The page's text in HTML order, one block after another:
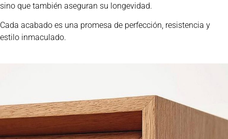
sino que también aseguran su longevidad.
Cada acabado es una promesa de perfección, resistencia y
estilo inmaculado.